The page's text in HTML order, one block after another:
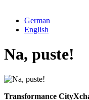
German
English
Na, puste!
Transformance